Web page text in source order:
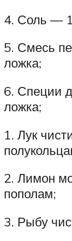
4. Соль —
5. Смесь
ложка;
6. Специи
ложка;
1. Лук
2. Лимон
пополам;
3. Рыбу